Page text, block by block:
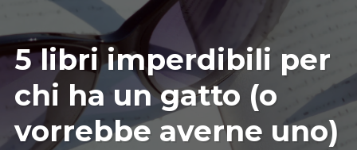
07/27/2026
ILARIAMARIANICRF
5 libri imperdibili per
chi ha un gatto (o
vorrebbe averne uno)